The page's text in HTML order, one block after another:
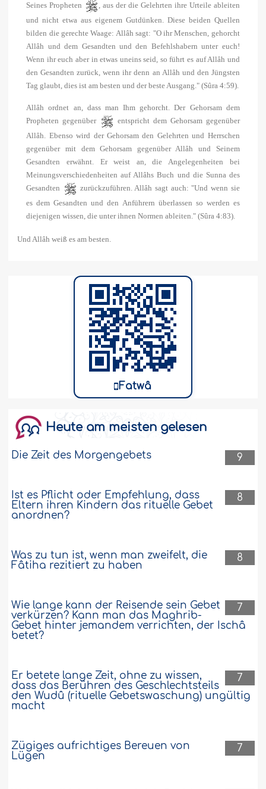
Seines Propheten
, aus der die Gelehrten ihre Urteile ableiten
und nicht etwa aus eigenem Gutdünken. Diese beiden Quellen
bilden die gerechte Waage: Allâh sagt: "O ihr Menschen, gehorcht
Allâh und dem Gesandten und den Befehlshabern unter euch!
Wenn ihr euch aber in etwas uneins seid, so führt es auf Allâh und
den Gesandten zurück, wenn ihr denn an Allâh und den Jüngsten
Tag glaubt, dies ist am besten und der beste Ausgang." (Sûra 4:59).
Allâh ordnet an, dass man Ihm gehorcht. Der Gehorsam dem
Propheten gegenüber
entspricht dem Gehorsam gegenüber
Allâh. Ebenso wird der Gehorsam den Gelehrten und Herrschen
gegenüber mit dem Gehorsam gegenüber Allâh und Seinem
Gesandten erwähnt. Er weist an, die Angelegenheiten bei
Meinungsverschiedenheiten auf Allâhs Buch und die Sunna des
Gesandten
zurückzuführen. Allâh sagt auch: "Und wenn sie
es dem Gesandten und den Anführern überlassen so werden es
diejenigen wissen, die unter ihnen Normen ableiten." (Sûra 4:83).
Und Allâh weiß es am besten.
Fatwâ
Heute am meisten gelesen
9
Die Zeit des Morgengebets
8
Ist es Pflicht oder Empfehlung, dass
Eltern ihren Kindern das rituelle Gebet
anordnen?
8
Was zu tun ist, wenn man zweifelt, die
Fâtiha rezitiert zu haben
7
Wie lange kann der Reisende sein Gebet
verkürzen? Kann man das Maghrib-
Gebet hinter jemandem verrichten, der Ischâ
betet?
7
Er betete lange Zeit, ohne zu wissen,
dass das Berühren des Geschlechtsteils
den Wudû (rituelle Gebetswaschung) ungültig
macht
7
Zügiges aufrichtiges Bereuen von
Lügen